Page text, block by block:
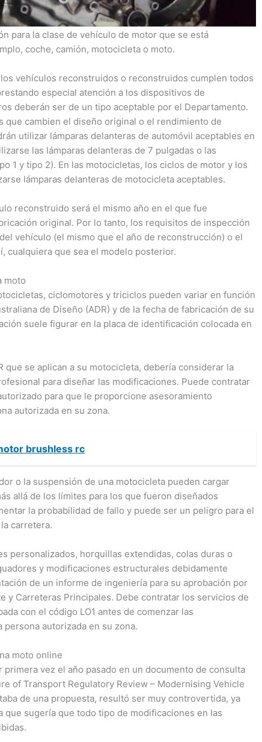
o reconstruidos (buggies o hot rods) deben cumplir
para la clase de vehículo de motor que se está
coche, camión, motocicleta o moto.
vehículos reconstruidos o reconstruidos cumplen todos
especial atención a los dispositivos de
deberán ser de un tipo aceptable por el Departamento.
que cambien el diseño original o el rendimiento de
utilizar lámparas delanteras de automóvil aceptables en
las lámparas delanteras de 7 pulgadas o las
1 y tipo 2). En las motocicletas, los ciclos de motor y los
lámparas delanteras de motocicleta aceptables.
reconstruido será el mismo año en el que fue
original. Por lo tanto, los requisitos de inspección
vehículo (el mismo que el año de reconstrucción) o el
cualquiera que sea el modelo posterior.
moto
ciclomotores y triciclos pueden variar en función
de Diseño (ADR) y de la fecha de fabricación de su
suele figurar en la placa de identificación colocada en
que se aplican a su motocicleta, debería considerar la
para diseñar las modificaciones. Puede contratar
para que le proporcione asesoramiento
autorizada en su zona.
brushless rc
o la suspensión de una motocicleta pueden cargar
allá de los límites para los que fueron diseñados
la probabilidad de fallo y puede ser un peligro para el
carretera.
personalizados, horquillas extendidas, colas duras o
y modificaciones estructurales debidamente
de un informe de ingeniería para su aprobación por
y Carreteras Principales. Debe contratar los servicios de
con el código LO1 antes de comenzar las
autorizada en su zona.
moto online
primera vez el año pasado en un documento de consulta
of Transport Regulatory Review – Modernising Vehicle
de una propuesta, resultó ser muy controvertida, ya
que sugería que todo tipo de modificaciones en las